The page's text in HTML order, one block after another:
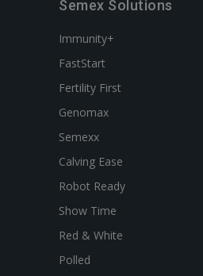
Semex Solutions
Immunity+
FastStart
Fertility First
Genomax
Semexx
Calving Ease
Robot Ready
Show Time
Red & White
Polled